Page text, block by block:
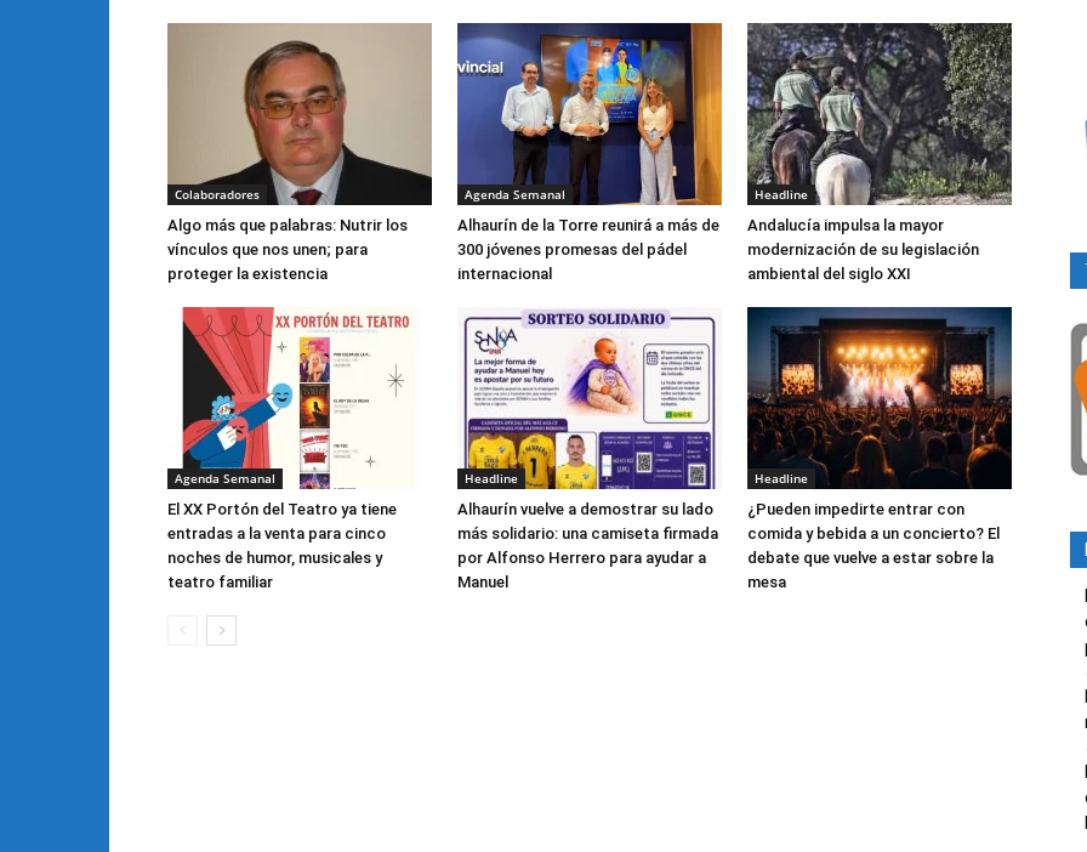
Colaboradores
Algo más que palabras: Nutrir los
vínculos que nos unen; para
proteger la existencia
Agenda Semanal
Alhaurín de la Torre reunirá a más de
300 jóvenes promesas del pádel
internacional
Headline
Andalucía impulsa la mayor
modernización de su legislación
ambiental del siglo XXI
Agenda Semanal
El XX Portón del Teatro ya tiene
entradas a la venta para cinco
noches de humor, musicales y
teatro familiar
Headline
Alhaurín vuelve a demostrar su lado
más solidario: una camiseta firmada
por Alfonso Herrero para ayudar a
Manuel
Headline
¿Pueden impedirte entrar con
comida y bebida a un concierto? El
debate que vuelve a estar sobre la
mesa